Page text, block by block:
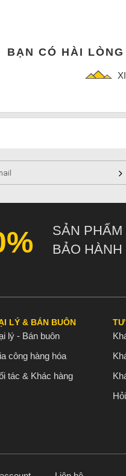
BẠN CÓ HÀI
SẢN PHẨM
BẢO HÀNH
LÝ & BÁN BUÔN
lý - Bán buôn
công hàng hóa
tác & Khác hàng
TƯ